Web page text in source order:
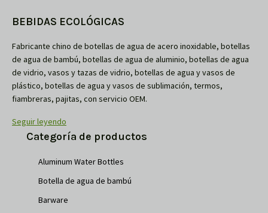
BEBIDAS ECOLÓGICAS
Fabricante chino de botellas de agua de acero inoxidable, botellas
de agua de bambú, botellas de agua de aluminio, botellas de agua
de vidrio, vasos y tazas de vidrio, botellas de agua y vasos de
plástico, botellas de agua y vasos de sublimación, termos,
fiambreras, pajitas, con servicio OEM.
Seguir leyendo
Categoría de productos
Aluminum Water Bottles
Botella de agua de bambú
Barware